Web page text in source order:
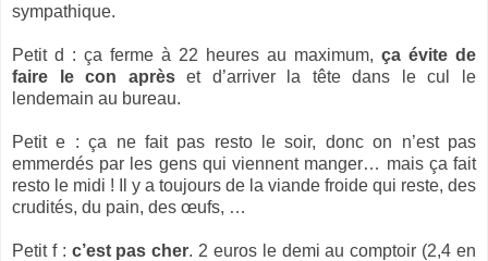
sympathique.
Petit d : ça ferme à 22 heures au maximum, ça évite de
faire le con aprèset d’arriver la tête dans le cul le
lendemain au bureau.
Petit e : ça ne fait pas resto le soir, donc on n’est pas
emmerdés par les gens qui viennent manger… mais ça fait
resto le midi ! Il y a toujours de la viande froide qui reste, des
crudités, du pain, des œufs, …
Petit f : c’est pas cher. 2 euros le demi au comptoir (2,4 en